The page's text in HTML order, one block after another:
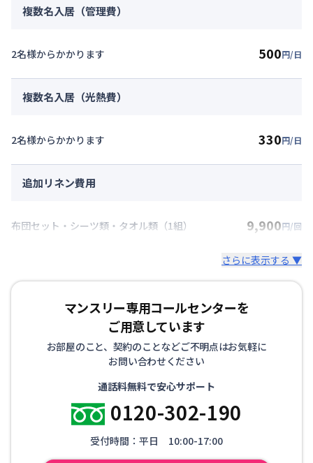
複数名入居（管理費）
2名様からかかります 500円/日
複数名入居（光熱費）
2名様からかかります 330円/日
追加リネン費用
布団セット・シーツ類・タオル類（1組） 9,900円/回
さらに表示する ▼
マンスリー専用コールセンターを
ご用意しています
お部屋のこと、契約のことなどご不明点はお気軽に
お問い合わせください
通話料無料で安心サポート
0120-302-190
受付時間：平日 10:00-17:00